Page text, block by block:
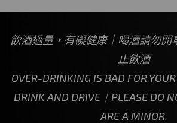
飲酒過量，有礙健康｜喝酒請勿開
止飲酒
OVER-DRINKING IS BAD FOR
DRINK AND DRIVE｜PLEASE DO
ARE A MINOR.